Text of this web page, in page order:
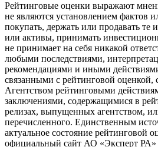
Рейтинговые оценки выражают
не являются установлением фактов
покупать, держать или продавать
или активы, принимать
не принимает на себя никакой
любыми последствиями,
рекомендациями и иными
связанными с рейтинговой
Агентством рейтинговыми
заключениями, содержащимися в
релизах, выпущенных агентством,
перечисленного. Единственным
актуальное состояние рейтинговой
официальный сайт АО «Эксперт РА»